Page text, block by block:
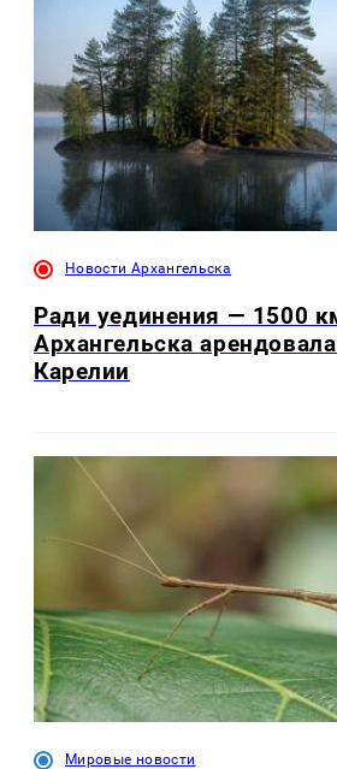
Новости Архангельска
Ради уединения — 1500
Архангельска
Карелии
Мировые новости